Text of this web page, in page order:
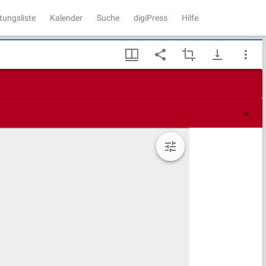
Kalender Suche digiPress Hilfe